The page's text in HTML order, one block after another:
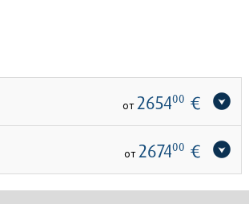
от 265400 €
от 267400 €